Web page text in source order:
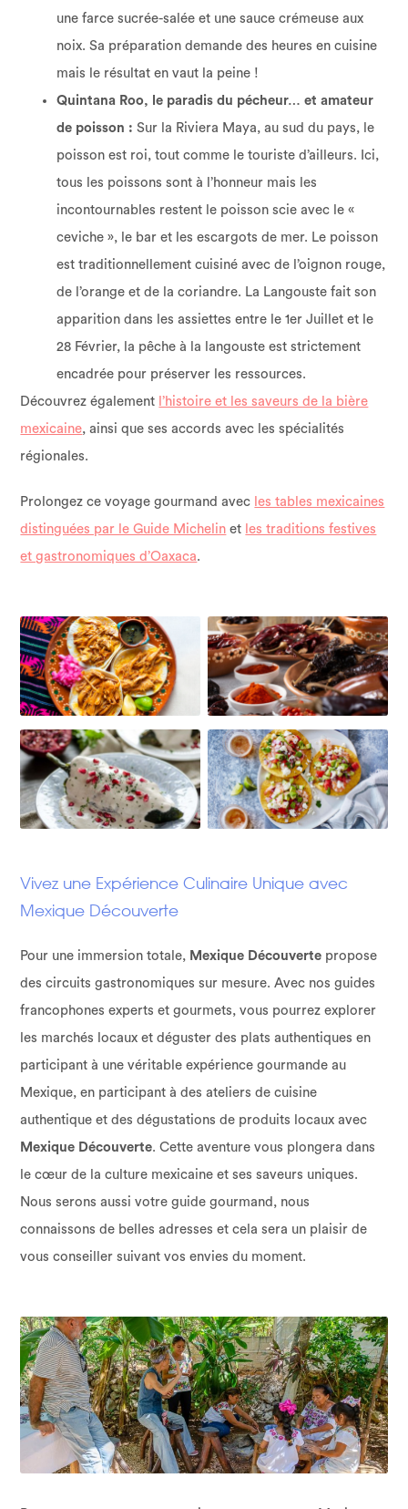
une farce sucrée-salée et une sauce crémeuse aux
noix. Sa préparation demande des heures en cuisine
mais le résultat en vaut la peine !
Quintana Roo, le paradis du pécheur… et amateur
de poisson :Sur la Riviera Maya, au sud du pays, le
poisson est roi, tout comme le touriste d’ailleurs. Ici,
tous les poissons sont à l’honneur mais les
incontournables restent le poisson scie avec le «
ceviche », le bar et les escargots de mer. Le poisson
est traditionnellement cuisiné avec de l’oignon rouge,
de l’orange et de la coriandre. La Langouste fait son
apparition dans les assiettes entre le 1er Juillet et le
28 Février, la pêche à la langouste est strictement
encadrée pour préserver les ressources.
Découvrez également l’histoire et les saveurs de la bière
mexicaine, ainsi que ses accords avec les spécialités
régionales.
Prolongez ce voyage gourmand avec les tables mexicaines
distinguées par le Guide Michelin et les traditions festives
et gastronomiques d’Oaxaca.
Vivez une Expérience Culinaire Unique avec
Mexique Découverte
Pour une immersion totale, Mexique Découverte propose
des circuits gastronomiques sur mesure. Avec nos guides
francophones experts et gourmets, vous pourrez explorer
les marchés locaux et déguster des plats authentiques en
participant à une véritable expérience gourmande au
Mexique, en participant à des ateliers de cuisine
authentique et des dégustations de produits locaux avec
Mexique Découverte. Cette aventure vous plongera dans
le cœur de la culture mexicaine et ses saveurs uniques.
Nous serons aussi votre guide gourmand, nous
connaissons de belles adresses et cela sera un plaisir de
vous conseiller suivant vos envies du moment.